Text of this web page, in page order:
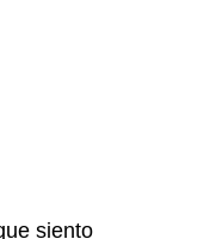
siento